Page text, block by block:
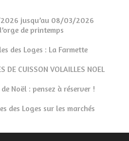
jusqu’au 08/03/2026
de printemps
des Loges : La Farmette
DE CUISSON VOLAILLES NOEL
Noël : pensez à réserver !
des Loges sur les marchés